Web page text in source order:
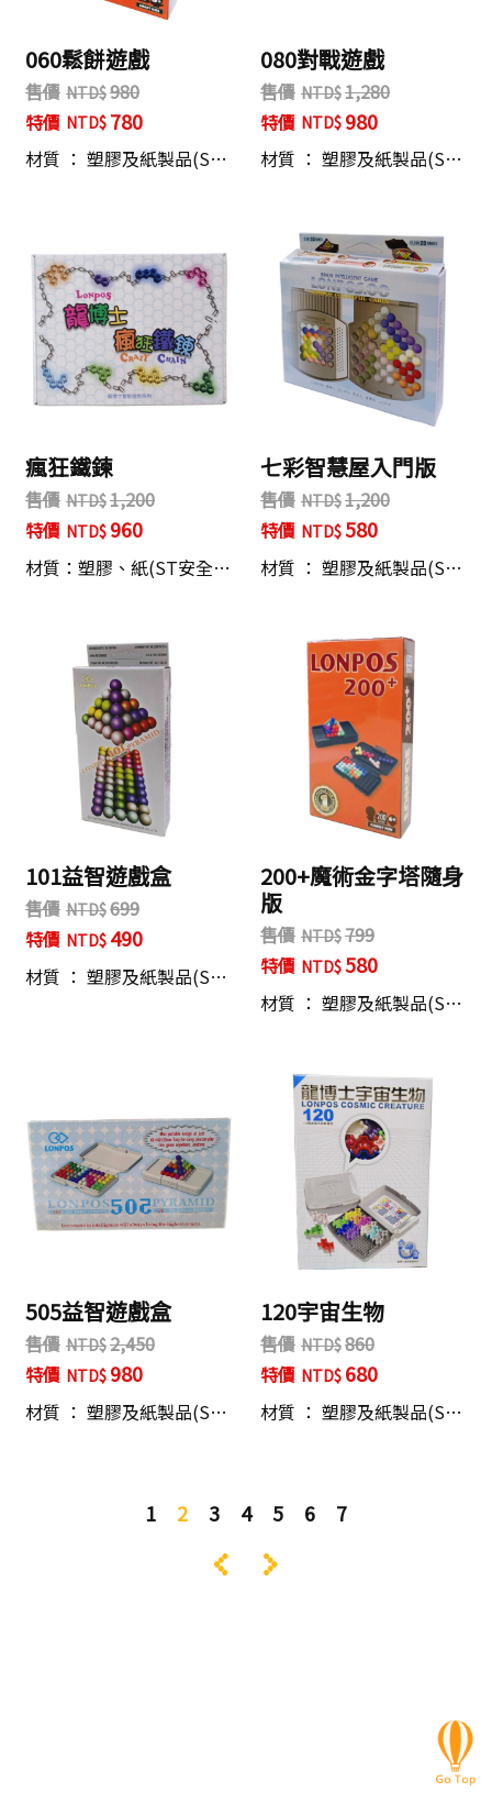
060鬆餅遊戲
售價
980
特價
780
材質 ： 塑膠及紙製品(S…
080對戰遊戲
售價
1,280
特價
980
材質 ： 塑膠及紙製品(S…
瘋狂鐵鍊
售價
1,200
特價
960
材質：塑膠、紙(ST安全…
七彩智慧屋入門版
售價
1,200
特價
580
材質 ： 塑膠及紙製品(S…
101益智遊戲盒
售價
699
特價
490
材質 ： 塑膠及紙製品(S…
200+魔術金字塔隨身
版
售價
799
特價
580
材質 ： 塑膠及紙製品(S…
505益智遊戲盒
售價
2,450
特價
980
材質 ： 塑膠及紙製品(S…
120宇宙生物
售價
860
特價
680
材質 ： 塑膠及紙製品(S…
1 2 3 4 5 6 7